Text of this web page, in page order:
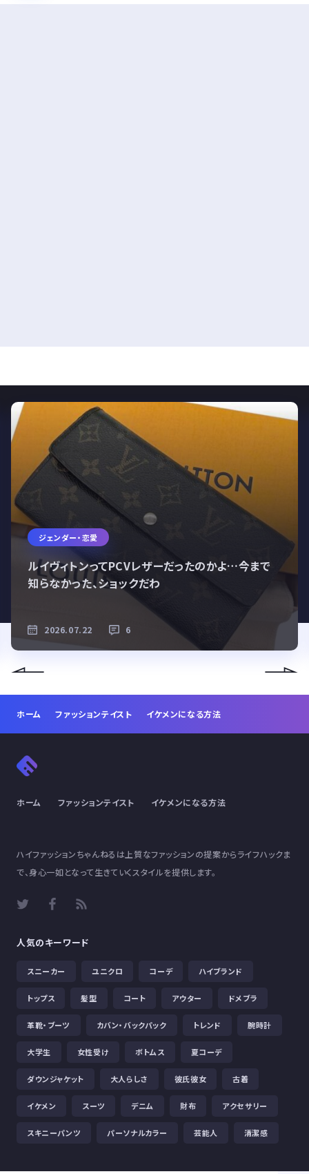
ジェンダー・恋愛
ルイヴィトンってPCVレザーだったのかよ…今まで
知らなかった、ショックだわ
2026.07.22 6
ホーム ファッションテイスト イケメンになる方法
ホーム ファッションテイスト イケメンになる方法
ハイファッションちゃんねるは上質なファッションの提案からライフハックま
で、身心一如となって生きていくスタイルを提供します。
人気のキーワード
スニーカー ユニクロ コーデ ハイブランド
トップス 髪型 コート アウター ドメブラ
革靴・ブーツ カバン・バックパック トレンド 腕時計
大学生 女性受け ボトムス 夏コーデ
ダウンジャケット 大人らしさ 彼氏彼女 古着
イケメン スーツ デニム 財布 アクセサリー
スキニーパンツ パーソナルカラー 芸能人 清潔感